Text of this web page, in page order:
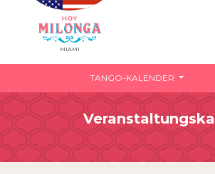
MIAMI
TANGO-KALENDER